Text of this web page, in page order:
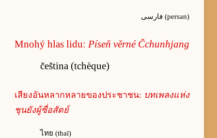
فارسی (persan)
Mnohý hlas lidu: Píseň věrné Čchunhjang
čeština (tchèque)
เสียงอันหลากหลายของประชาชน: บทเพลงแห่ง
ชุนยังผู้ซื่อสัตย์
ไทย (thaï)